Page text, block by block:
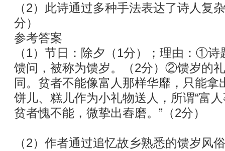
（2）此诗通过多种手法表达了诗人复
分）
参考答案
（1）节日：除夕（1分）；理由：①
馈问，被称为馈岁。（2分）②馈岁的
同。贫者不能像富人那样华靡，只能
饼儿、糕儿作为小礼物送人，所谓“富
贫者愧不能，微挚出舂磨。”（2分）
（2）作者通过追忆故乡熟悉的馈岁风